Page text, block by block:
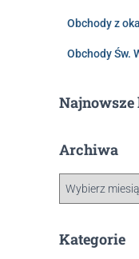
Obchody z
Obchody Św.
Archiwa
Kategorie